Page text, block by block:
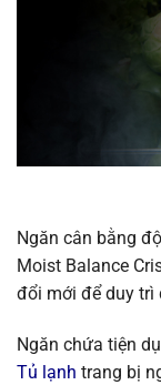
Ngăn cân bằng
Moist Balance
đổi mới để duy trì
Ngăn chứa tiện
Tủ lạnh trang bị